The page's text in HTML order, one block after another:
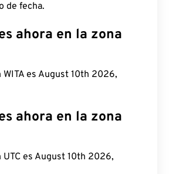
de fecha.
ahora en la zona
WITA es August 10th 2026,
ahora en la zona
UTC es August 10th 2026,